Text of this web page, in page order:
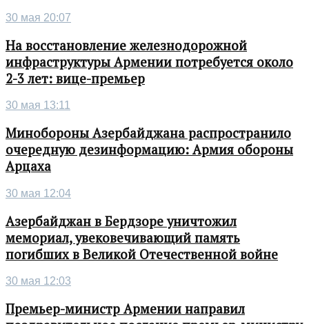
30 мая 20:07
На восстановление железнодорожной
инфраструктуры Армении потребуется около
2-3 лет: вице-премьер
30 мая 13:11
Минобороны Азербайджана распространило
очередную дезинформацию: Армия обороны
Арцаха
30 мая 12:04
Азербайджан в Бердзоре уничтожил
мемориал, увековечивающий память
погибших в Великой Отечественной войне
30 мая 12:03
Премьер-министр Армении направил